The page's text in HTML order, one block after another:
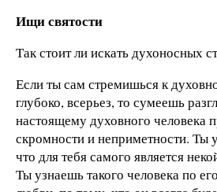
Ищи святости
Так стоит ли искать духоносных
Если ты сам стремишься к
глубоко, всерьез, то сумеешь
настоящему духовного человека
скромности и неприметности. Ты
что для тебя самого является
Ты узнаешь такого человека по